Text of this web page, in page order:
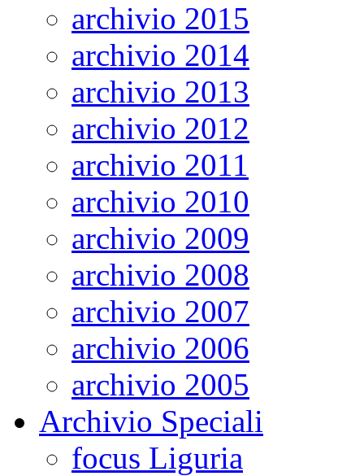
archivio 2015
archivio 2014
archivio 2013
archivio 2012
archivio 2011
archivio 2010
archivio 2009
archivio 2008
archivio 2007
archivio 2006
archivio 2005
Archivio Speciali
focus Liguria